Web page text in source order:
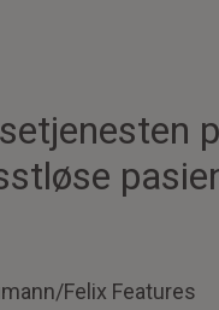
Felix Features